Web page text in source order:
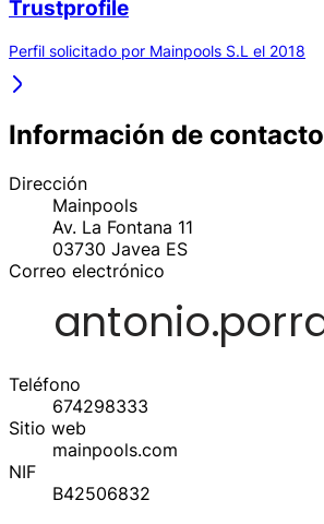
Trustprofile
Perfil solicitado por Mainpools S.L el 2018
Información de contacto
Dirección
Mainpools
Av. La Fontana 11
03730 Javea ES
Correo electrónico
Teléfono
674298333
Sitio web
mainpools.com
NIF
B42506832